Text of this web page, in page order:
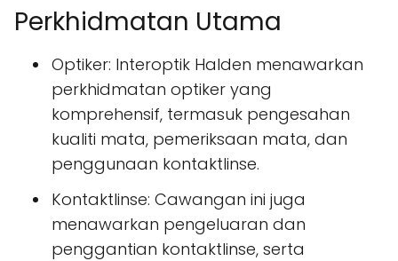
Perkhidmatan Utama
Optiker: Interoptik Halden menawarkan
perkhidmatan optiker yang
komprehensif, termasuk pengesahan
kualiti mata, pemeriksaan mata, dan
penggunaan kontaktlinse.
Kontaktlinse: Cawangan ini juga
menawarkan pengeluaran dan
penggantian kontaktlinse, serta